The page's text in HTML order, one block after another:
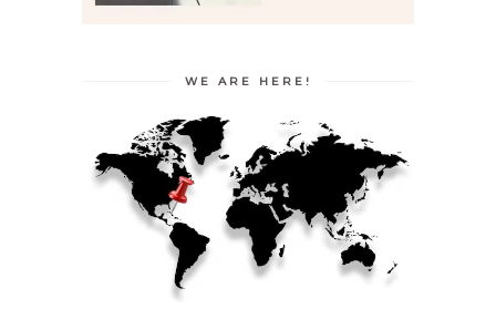
WE ARE HERE!